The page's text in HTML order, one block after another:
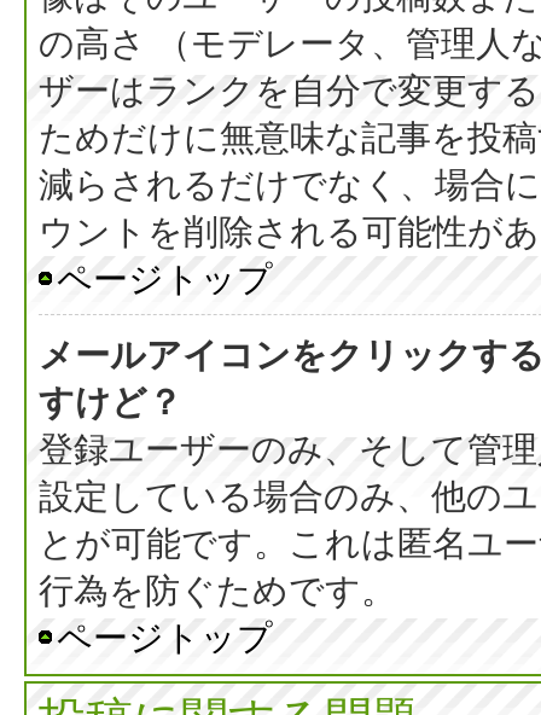
の高さ （モデレータ、管理人
ザーはランクを自分で変更す
ためだけに無意味な記事を投
減らされるだけでなく、場合
ウントを削除される可能性が
ページトップ
メールアイコンをクリックす
すけど？
登録ユーザーのみ、そして管
設定している場合のみ、他の
とが可能です。これは匿名ユ
行為を防ぐためです。
ページトップ